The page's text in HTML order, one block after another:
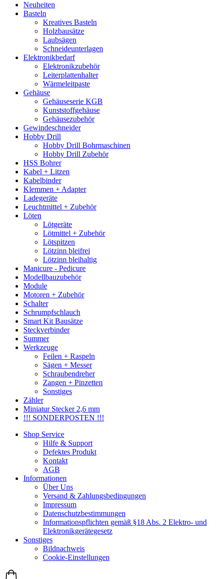
Neuheiten
Basteln
Kreatives Basteln
Holzbausätze
Laubsägen
Schneideunterlagen
Elektronikbedarf
Elektronikzubehör
Leiterplattenhalter
Wärmeleitpaste
Gehäuse
Gehäuseserie KGB
Kunststoffgehäuse
Gehäusezubehör
Gewindeschneider
Hobby Drill
Hobby Drill Bohrmaschinen
Hobby Drill Zubehör
HSS Bohrer
Kabel + Litzen
Kabelbinder
Klemmen + Adapter
Ladegeräte
Leuchtmittel + Zubehör
Löten
Lötgeräte
Lötmittel + Zubehör
Lötspitzen
Lötzinn bleifrei
Lötzinn bleihaltig
Manicure - Pedicure
Modellbauzubehör
Module
Motoren + Zubehör
Schalter
Schrumpfschlauch
Smart Kit Bausätze
Steckverbinder
Summer
Werkzeuge
Feilen + Raspeln
Sägen + Messer
Schraubendreher
Zangen + Pinzetten
Sonstiges
Zähler
Miniatur Stecker 2,6 mm
!!! SONDERPOSTEN !!!
Shop Service
Hilfe & Support
Defektes Produkt
Kontakt
AGB
Informationen
Über Uns
Versand & Zahlungsbedingungen
Impressum
Datenschutzbestimmungen
Informationspflichten gemäß §18 Abs. 2 Elektro- und
Elektronikgerätegesetz
Sonstiges
Bildnachweis
Cookie-Einstellungen